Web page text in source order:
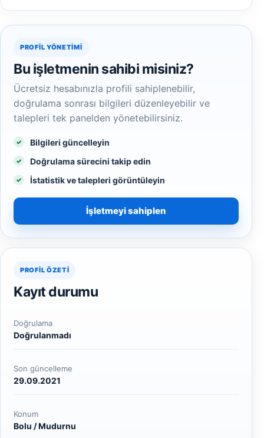
PROFIL YÖNETIMI
Bu işletmenin sahibi misiniz?
Ücretsiz hesabınızla profili sahiplenebilir,
doğrulama sonrası bilgileri düzenleyebilir ve
talepleri tek panelden yönetebilirsiniz.
Bilgileri güncelleyin
Doğrulama sürecini takip edin
İstatistik ve talepleri görüntüleyin
İşletmeyi sahiplen
PROFIL ÖZETI
Kayıt durumu
Doğrulama
Doğrulanmadı
Son güncelleme
29.09.2021
Konum
Bolu / Mudurnu